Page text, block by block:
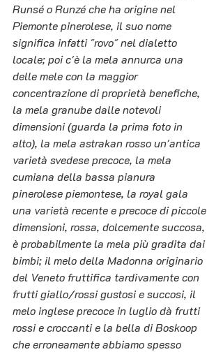
Runsé o Runzé che ha origine nel
Piemonte pinerolese, il suo nome
significa infatti "rovo" nel dialetto
locale; poi c'è la mela annurca una
delle mele con la maggior
concentrazione di proprietà benefiche,
la mela granube dalle notevoli
dimensioni (guarda la prima foto in
alto), la mela astrakan rosso un'antica
varietà svedese precoce, la mela
cumiana della bassa pianura
pinerolese piemontese, la royal gala
una varietà recente e precoce di piccole
dimensioni, rossa, dolcemente succosa,
è probabilmente la mela più gradita dai
bimbi; il melo della Madonna originario
del Veneto fruttifica tardivamente con
frutti giallo/rossi gustosi e succosi, il
melo inglese precoce in luglio dà frutti
rossi e croccanti e la bella di Boskoop
che erroneamente abbiamo spesso